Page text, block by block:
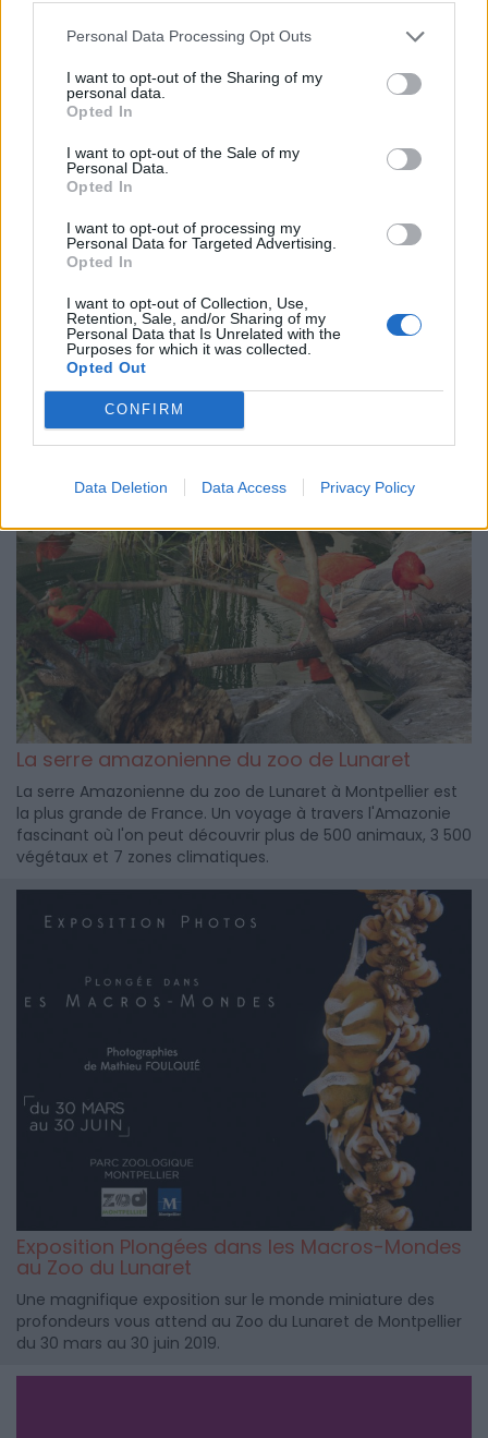
Personal Data Processing Opt Outs
I want to opt-out of the Sharing of my
personal data.
Opted In
I want to opt-out of the Sale of my
Personal Data.
Opted In
I want to opt-out of processing my
Personal Data for Targeted Advertising.
Opted In
I want to opt-out of Collection, Use,
Retention, Sale, and/or Sharing of my
Personal Data that Is Unrelated with the
Purposes for which it was collected.
Opted Out
CONFIRM
Data Deletion Data Access Privacy Policy
Festi'versité, le Festival de la Biodiversité
de la Biodiversité vous invite à des animations,
conférences, projections, jeu de piste et ateliers artistiques
dédiés à la nature, pour une sensibilisation au grand public
et à toutes les générations.
La serre amazonienne du zoo de Lunaret
La serre Amazonienne du zoo de Lunaret à Montpellier est
la plus grande de France. Un voyage à travers l'Amazonie
fascinant où l'on peut découvrir plus de 500 animaux, 3 500
végétaux et 7 zones climatiques.
Exposition Plongées dans les Macros-Mondes
au Zoo du Lunaret
Une magnifique exposition sur le monde miniature des
profondeurs vous attend au Zoo du Lunaret de Montpellier
du 30 mars au 30 juin 2019.